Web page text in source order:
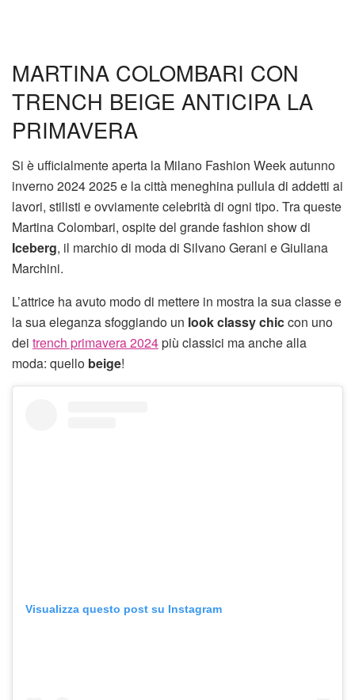
MARTINA COLOMBARI CON
TRENCH BEIGE ANTICIPA LA
PRIMAVERA
Si è ufficialmente aperta la Milano Fashion Week autunno
inverno 2024 2025 e la città meneghina pullula di addetti ai
lavori, stilisti e ovviamente celebrità di ogni tipo. Tra queste
Martina Colombari, ospite del grande fashion show di
Iceberg, il marchio di moda di Silvano Gerani e Giuliana
Marchini.
L’attrice ha avuto modo di mettere in mostra la sua classe e
la sua eleganza sfoggiando un look classy chiccon uno
dei trench primavera 2024più classici ma anche alla
moda: quello beige!
Visualizza questo post su Instagram